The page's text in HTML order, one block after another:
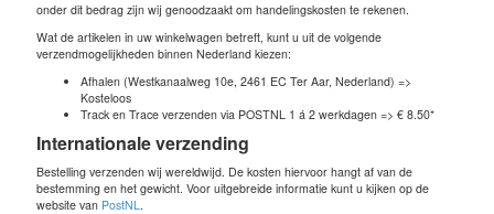
onder dit bedrag zijn wij genoodzaakt om handelingskosten te rekenen.
Wat de artikelen in uw winkelwagen betreft, kunt u uit de volgende
verzendmogelijkheden binnen Nederland kiezen:
Afhalen (Westkanaalweg 10e, 2461 EC Ter Aar, Nederland) =>
Kosteloos
Track en Trace verzenden via POSTNL 1 á 2 werkdagen => € 8.50*
Internationale verzending
Bestelling verzenden wij wereldwijd. De kosten hiervoor hangt af van de
bestemming en het gewicht. Voor uitgebreide informatie kunt u kijken op de
website van PostNL